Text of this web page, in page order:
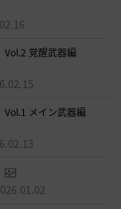
覚醒武器編
メイン武器編